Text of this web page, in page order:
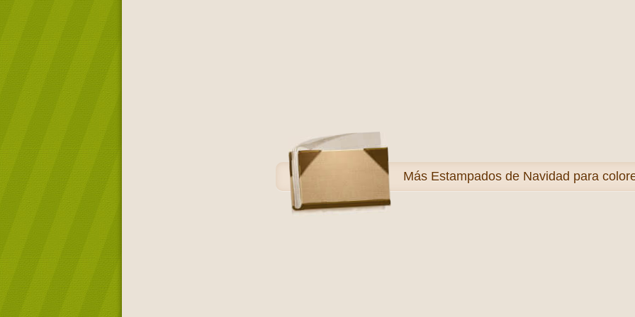
Más Estampados de Navidad para